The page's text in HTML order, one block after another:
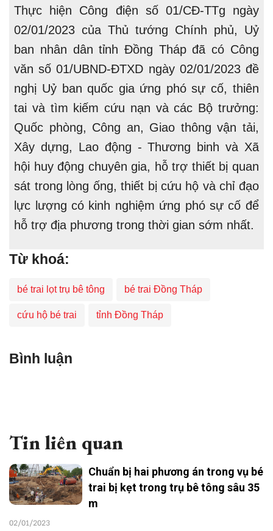
Thực hiện Công điện số 01/CĐ-TTg ngày
02/01/2023 của Thủ tướng Chính phủ, Uỷ
ban nhân dân tỉnh Đồng Tháp đã có Công
văn số 01/UBND-ĐTXD ngày 02/01/2023 đề
nghị Uỷ ban quốc gia ứng phó sự cố, thiên
tai và tìm kiếm cứu nạn và các Bộ trưởng:
Quốc phòng, Công an, Giao thông vận tải,
Xây dựng, Lao động - Thương binh và Xã
hội huy động chuyên gia, hỗ trợ thiết bị quan
sát trong lòng ống, thiết bị cứu hộ và chỉ đạo
lực lượng có kinh nghiệm ứng phó sự cố để
hỗ trợ địa phương trong thời gian sớm nhất.
Từ khoá:
bé trai lọt trụ bê tông bé trai Đồng Tháp
cứu hộ bé trai tỉnh Đồng Tháp
Bình luận
Tin liên quan
Chuẩn bị hai phương án trong vụ bé
trai bị kẹt trong trụ bê tông sâu 35
m
02/01/2023